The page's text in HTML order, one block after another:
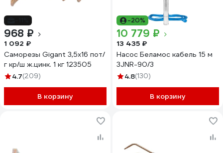
968 ₽
1 092 ₽
Саморезы Gigant 3,5x16 пот/
г кр/ш ж.цинк. 1 кг 123505
4.7(209)
В корзину
-20%
10 779 ₽
13 435 ₽
Насос Беламос кабель 15 м
3JNR-90/3
4.8(130)
В корзину